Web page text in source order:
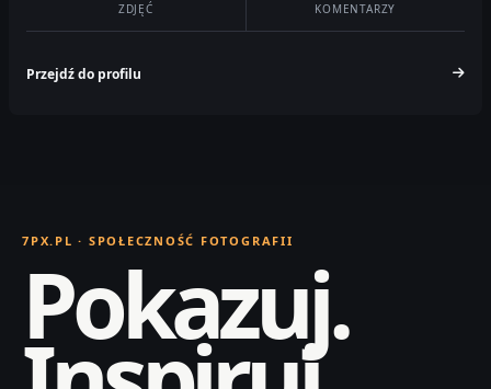
ZDJĘĆ KOMENTARZY
Przejdź do profilu
7PX.PL · SPOŁECZNOŚĆ FOTOGRAFII
Pokazuj.